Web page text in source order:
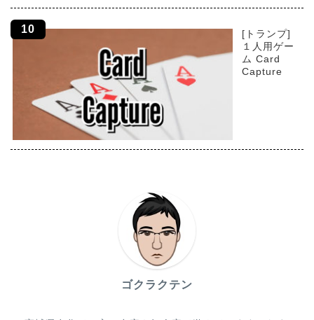
[トランプ]
１人用ゲー
ム Card
Capture
ゴクラクテン